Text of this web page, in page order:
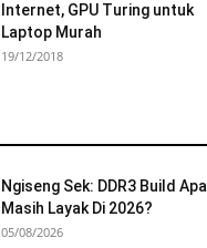
Internet, GPU Turing untuk
Laptop Murah
19/12/2018
Ngiseng Sek: DDR3 Build Apa
Masih Layak Di 2026?
05/08/2026